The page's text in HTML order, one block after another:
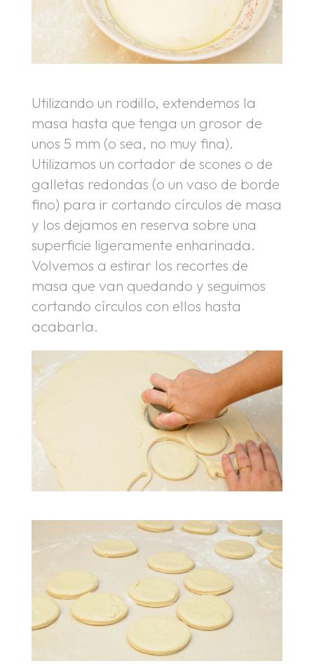
Utilizando un rodillo, extendemos la
masa hasta que tenga un grosor de
unos 5 mm (o sea, no muy fina).
Utilizamos un cortador de scones o de
galletas redondas (o un vaso de borde
fino) para ir cortando círculos de masa
y los dejamos en reserva sobre una
superficie ligeramente enharinada.
Volvemos a estirar los recortes de
masa que van quedando y seguimos
cortando círculos con ellos hasta
acabarla.